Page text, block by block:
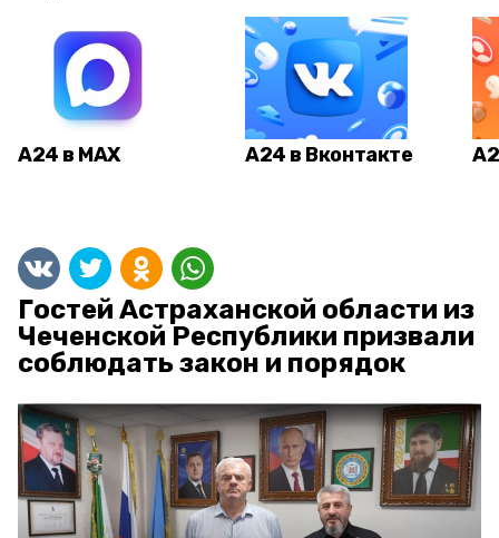
А24 в MAX А24 в Вконтакте
Гостей Астраханской области из
Чеченской Республики призвали
соблюдать закон и порядок